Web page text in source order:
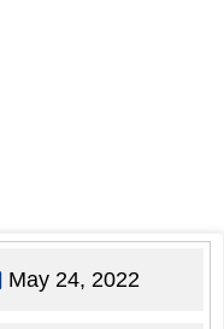
May 24, 2022